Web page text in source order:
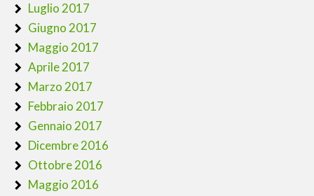
Luglio 2017
Giugno 2017
Maggio 2017
Aprile 2017
Marzo 2017
Febbraio 2017
Gennaio 2017
Dicembre 2016
Ottobre 2016
Maggio 2016